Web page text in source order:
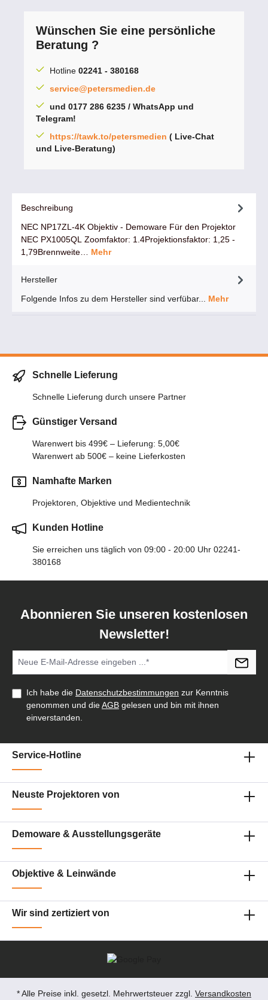
Wünschen Sie eine persönliche
Beratung ?
Hotline 02241 - 380168
service@petersmedien.de
und 0177 286 6235 / WhatsApp und
Telegram!
https://tawk.to/petersmedien ( Live-Chat
und Live-Beratung)
Beschreibung
NEC NP17ZL-4K Objektiv - Demoware Für den Projektor
NEC PX1005QL Zoomfaktor: 1.4Projektionsfaktor: 1,25 -
1,79Brennweite… Mehr
Hersteller
Folgende Infos zu dem Hersteller sind verfübar... Mehr
Schnelle Lieferung
Schnelle Lieferung durch unsere Partner
Günstiger Versand
Warenwert bis 499€ – Lieferung: 5,00€
Warenwert ab 500€ – keine Lieferkosten
Namhafte Marken
Projektoren, Objektive und Medientechnik
Kunden Hotline
Sie erreichen uns täglich von 09:00 - 20:00 Uhr 02241-
380168
Abonnieren Sie unseren kostenlosen
Newsletter!
Ich habe die Datenschutzbestimmungen zur Kenntnis
genommen und dieAGB gelesen und bin mit ihnen
einverstanden.
Service-Hotline
Neuste Projektoren von
Demoware & Ausstellungsgeräte
Objektive & Leinwände
Wir sind zertiziert von
* Alle Preise inkl. gesetzl. Mehrwertsteuer zzgl. Versandkosten